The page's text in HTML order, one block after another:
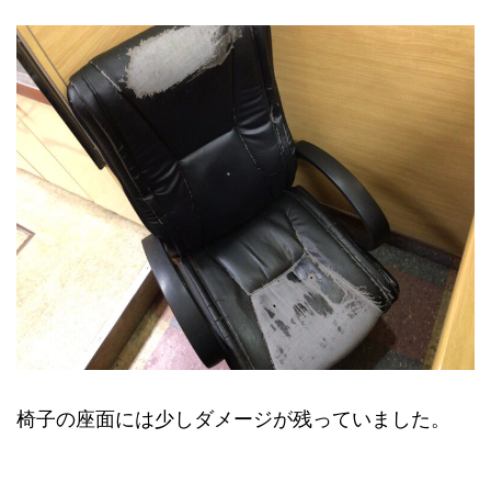
椅子の座面には少しダメージが残っていました。